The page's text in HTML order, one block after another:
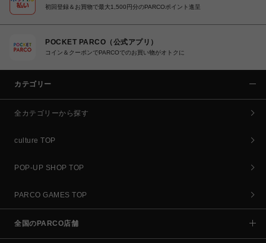
初回登録＆お買物で最大1,500円分のPARCOポイント進呈
POCKET PARCO（公式アプリ）
コイン＆クーポンでPARCOでのお買い物がオトクに
カテゴリー
全カテゴリーから探す
culture TOP
POP-UP SHOP TOP
PARCO GAMES TOP
全国のPARCO店舗